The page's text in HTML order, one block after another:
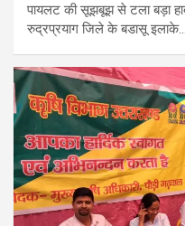
पायलट की सूझबूझ से टला बड़ा
रुद्रप्रयाग जिले के बडासू इलाके…